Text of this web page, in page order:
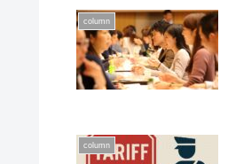
column
column